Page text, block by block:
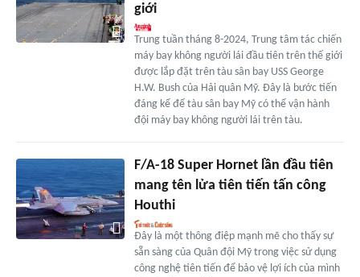
giới
Trung tuần tháng 8-2024, Trung tâm tác chiến
máy bay không người lái đầu tiên trên thế giới
được lắp đặt trên tàu sân bay USS George
H.W. Bush của Hải quân Mỹ. Đây là bước tiến
đáng kể để tàu sân bay Mỹ có thể vận hành
đội máy bay không người lái trên tàu.
F/A-18 Super Hornet lần đầu tiên
mang tên lửa tiên tiến tấn công
Houthi
Đây là một thông điệp mạnh mẽ cho thấy sự
sẵn sàng của Quân đội Mỹ trong việc sử dụng
công nghệ tiên tiến để bảo vệ lợi ích của mình